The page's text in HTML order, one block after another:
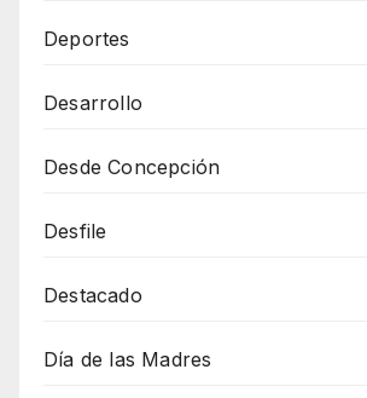
Deportes
Desarrollo
Desde Concepción
Desfile
Destacado
Día de las Madres